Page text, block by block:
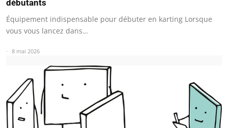
débutants
Équipement indispensable pour débuter en karting Lorsque
vous vous lancez dans…
8 mai 2026